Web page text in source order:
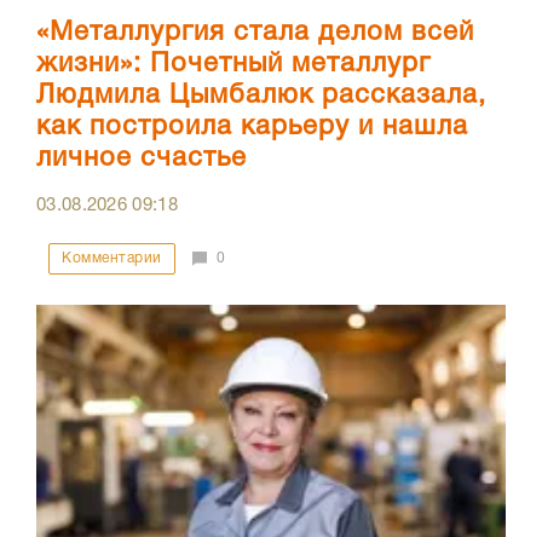
«Металлургия стала делом всей
жизни»: Почетный металлург
Людмила Цымбалюк рассказала,
как построила карьеру и нашла
личное счастье
03.08.202609:18
Комментарии 0